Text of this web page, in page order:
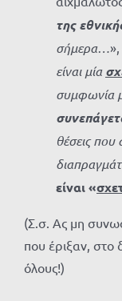
της
σήμερα…
είναι μία
συμφωνία
θέσεις
είναι «
(Σ.σ. Ας μη
που έριξαν, στο
όλους!)